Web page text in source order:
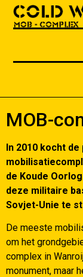
MOB-
In 2010 kocht
de Koude
deze militaire
Sovjet-Unie te
De meeste
om het
complex in
monument, maar